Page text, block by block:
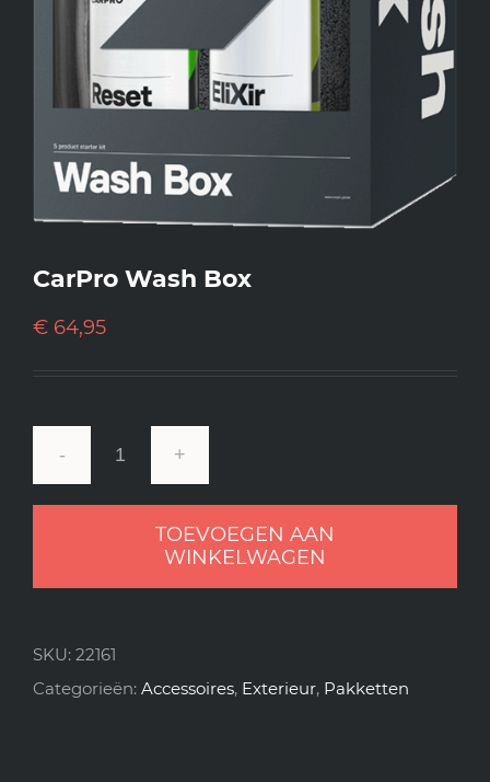
CarPro Wash Box
€ 64,95
Wash
TOEVOEGEN AAN
WINKELWAGEN
SKU: 22161
Categorieën: Accessoires, Exterieur, Pakketten